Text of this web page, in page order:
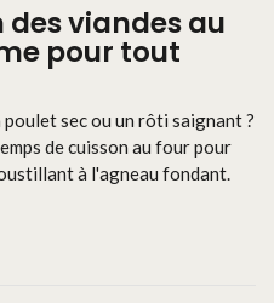
des viandes au
pour tout
sec ou un rôti saignant ?
de cuisson au four pour
à l'agneau fondant.